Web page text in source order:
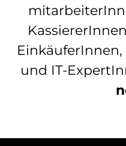
und IT-